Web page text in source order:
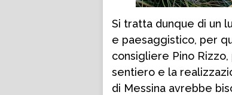
Si tratta dunque di un
e paesaggistico, per
consigliere Pino
sentiero e la
di Messina avrebbe